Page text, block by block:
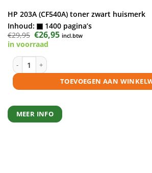
HP 203A (CF540A) toner zwart huismerk
Inhoud:
1400 pagina’s
€29,95 Oorspronkelijke
prijs
was:
€26,95Huidige
prijs
incl.btw
in voorraad
HP 203A (CF540A) toner zwart huismerk aantal
TOEVOEGEN AAN
MEER INFO